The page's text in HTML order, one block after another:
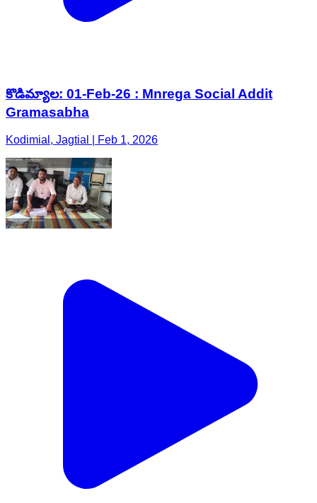
కొడిమ్యాల: 01-Feb-26 : Mnrega Social Addit
Gramasabha
Kodimial, Jagtial | Feb 1, 2026